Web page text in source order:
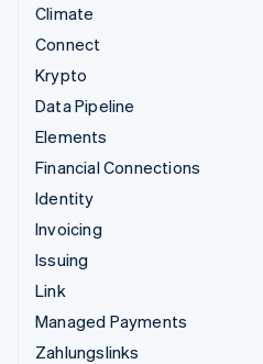
Climate
Connect
Krypto
Data Pipeline
Elements
Financial Connections
Identity
Invoicing
Issuing
Link
Managed Payments
Zahlungslinks